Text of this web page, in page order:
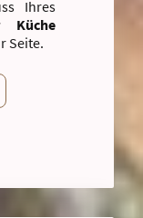
Ihres
Küche
Seite.